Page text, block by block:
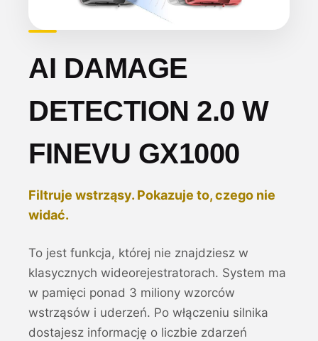
AI DAMAGE
DETECTION 2.0 W
FINEVU GX1000
Filtruje wstrząsy. Pokazuje to, czego nie
widać.
To jest funkcja, której nie znajdziesz w
klasycznych wideorejestratorach. System ma
w pamięci ponad 3 miliony wzorców
wstrząsów i uderzeń. Po włączeniu silnika
dostajesz informację o liczbie zdarzeń